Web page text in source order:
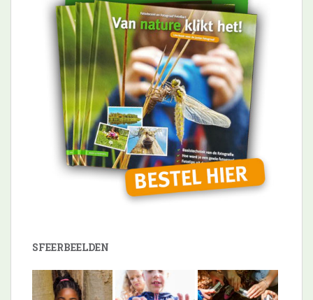
SFEERBEELDEN